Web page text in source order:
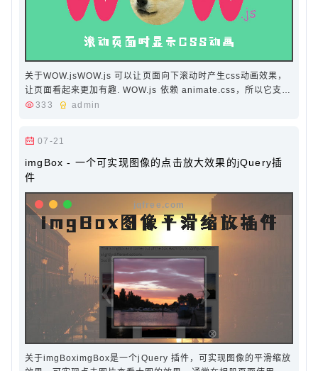
关于WOW.jsWOW.js 可以让页面向下滚动时产生css动画效果，
让页面看起来更加有趣. WOW.js 依赖 animate.css，所以它支持
animate.css 多达几十种的动画效果，能满足…
333 admin
07-21
imgBox - 一个可实现图像的点击放大效果的jQuery插
件
关于imgBoximgBox是一个jQuery 插件，可实现图像的平滑缩放